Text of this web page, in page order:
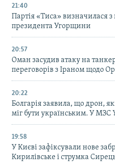
21:40
Партія «Тиса» визначилася
президента Угорщини
20:57
Оман засудив атаку на
переговорів з Іраном щодо
20:22
Болгарія заявила, що дрон,
міг бути українським. У МЗС
19:58
У Києві зафіксували нове
Кирилівське і струмка